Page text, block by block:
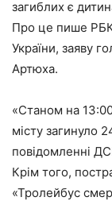
загиблих є
Про це пише
України, заяву
Артюха.
«Станом на
місту загинуло
повідомленні
Крім того,
«Тролейбус